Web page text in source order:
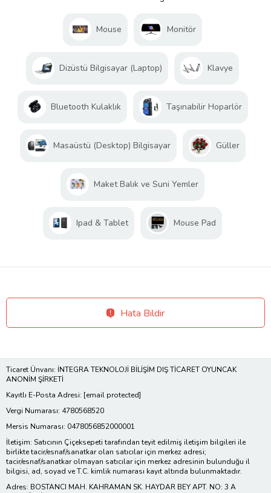
Mouse Monitör
Dizüstü Bilgisayar (Laptop) Klavye
Bluetooth Kulaklık Taşınabilir Hoparlör
Masaüstü (Desktop) Bilgisayar Güller
Maket Balık ve Suni Yemler
Ipad & Tablet Mouse Pad
Hata Bildir
Ticaret Ünvanı: İNTEGRA TEKNOLOJİ BİLİŞİM DIŞ TİCARET OYUNCAK
ANONİM ŞİRKETİ
Kayıtlı E-Posta Adresi: [email protected]
Vergi Numarası: 4780568520
Mersis Numarası: 0478056852000001
İletişim: Satıcının Çiçeksepeti tarafından teyit edilmiş iletişim bilgileri ile
birlikte tacir/esnaf/sanatkar olan satıcılar için merkez adresi;
tacir/esnaf/sanatkar olmayan satıcılar için merkez adresinin bulunduğu il
bilgisi, ad, soyad ve T.C. kimlik numarası kayıt altında bulunmaktadır.
Adres: BOSTANCI MAH. KAHRAMAN SK. HAYDAR BEY APT. NO: 3 A